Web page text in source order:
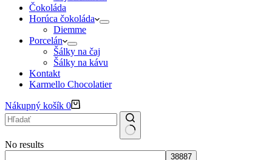
Čokoláda
Horúca čokoláda
Diemme
Porcelán
Šálky na čaj
Šálky na kávu
Kontakt
Karmello Chocolatier
Nákupný košík 0
No results